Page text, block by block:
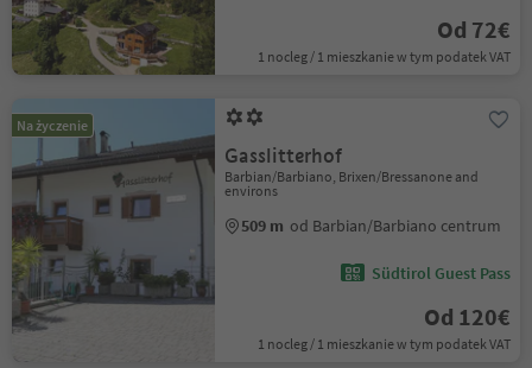
Od 72€
1 nocleg / 1 mieszkanie w tym podatek VAT
Na życzenie
Gasslitterhof
Barbian/Barbiano, Brixen/Bressanone and
environs
509 m od Barbian/Barbiano centrum
Südtirol Guest Pass
Od 120€
1 nocleg / 1 mieszkanie w tym podatek VAT